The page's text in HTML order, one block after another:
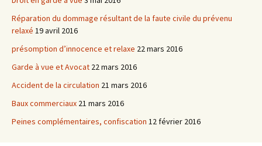
Réparation du dommage résultant de la faute civile du prévenu
relaxé 19 avril 2016
présomption d’innocence et relaxe 22 mars 2016
Garde à vue et Avocat 22 mars 2016
Accident de la circulation 21 mars 2016
Baux commerciaux 21 mars 2016
Peines complémentaires, confiscation 12 février 2016